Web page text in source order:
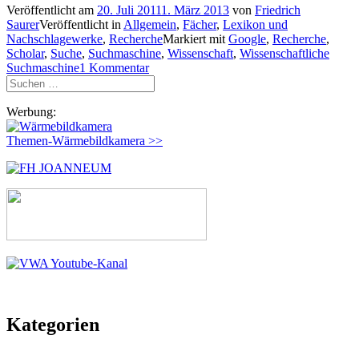
Veröffentlicht am 20. Juli 20111. März 2013 von Friedrich
SaurerVeröffentlicht in Allgemein, Fächer, Lexikon und
Nachschlagewerke, RechercheMarkiert mit Google, Recherche,
Scholar, Suche, Suchmaschine, Wissenschaft, Wissenschaftliche
Suchmaschine1 Kommentar
Suchen
nach:
Werbung:
Themen-Wärmebildkamera >>
Kategorien